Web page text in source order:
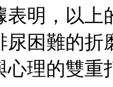
表明，以上
尿困難的折
心理的雙重